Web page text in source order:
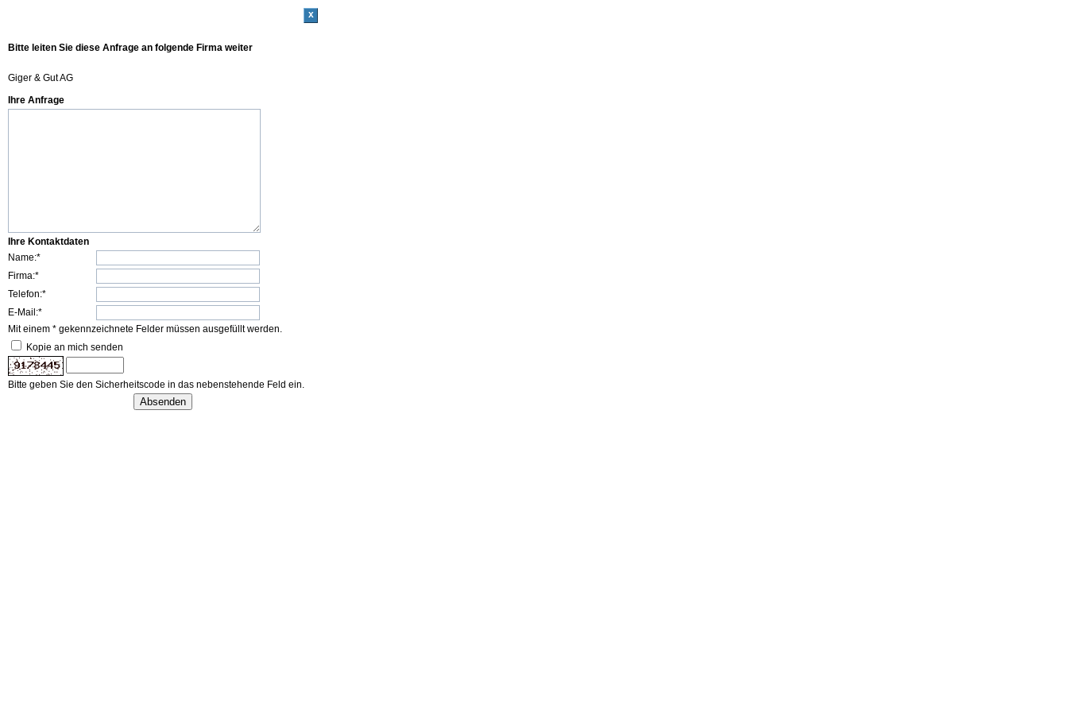
x
Bitte leiten Sie diese Anfrage an folgende Firma weiter
Giger & Gut AG
Ihre Anfrage
Ihre Kontaktdaten
Name:*
Firma:*
Telefon:*
E-Mail:*
Mit einem * gekennzeichnete Felder müssen ausgefüllt werden.
Kopie an mich senden
Bitte geben Sie den Sicherheitscode in das nebenstehende Feld ein.